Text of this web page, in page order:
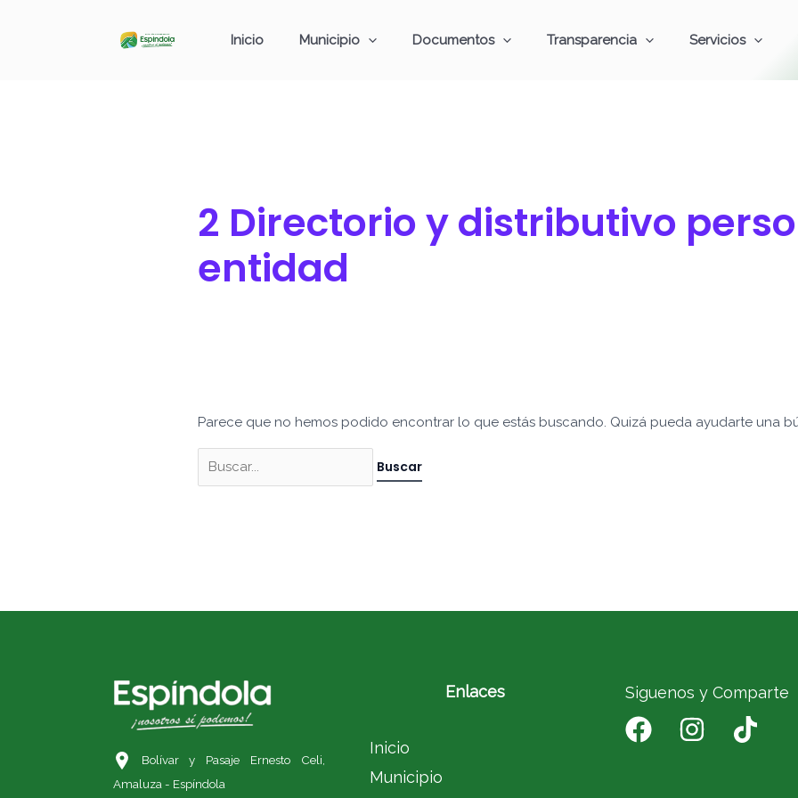
Inicio Municipio Documentos Transparencia Servicios
2 Directorio y distributivo
entidad
Parece que no hemos podido encontrar lo que estás buscando. Quizá pueda ayudarte una
Bolívar y Pasaje Ernesto Celi,
Amaluza - Espíndola
Enlaces
Inicio
Municipio
Siguenos y Comparte